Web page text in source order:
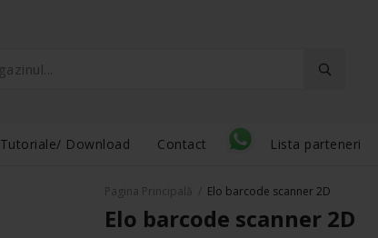
Tutoriale/ Download Contact Lista parteneri
Pagina Principală Elo barcode scanner 2D
Elo barcode scanner 2D